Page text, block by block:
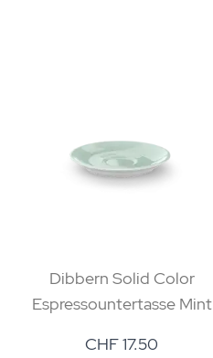
Dibbern Solid Color
Espressountertasse Mint
CHF 17.50